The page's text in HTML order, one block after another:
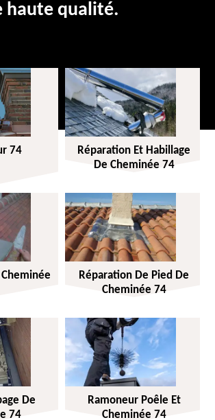
haute qualité.
74
Réparation Et Habillage
De Cheminée 74
Réparation De Pied De
Cheminée 74
De
74
Ramoneur Poêle Et
Cheminée 74